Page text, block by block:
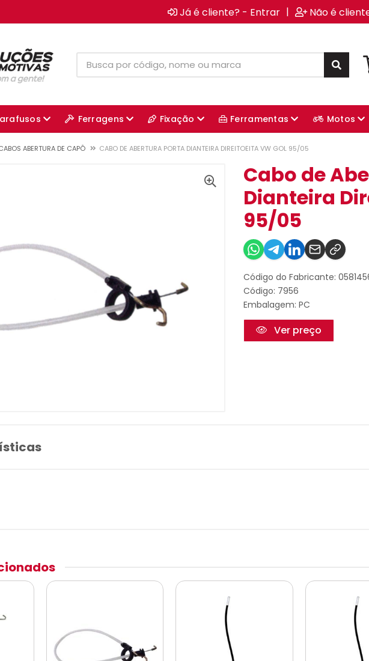
Já é cliente? - Entrar | Não é
Ferragens Fixação Ferramentas Motos
ABERTURA DE CAPÔ CABO DE ABERTURA PORTA DIANTEIRA DIREITOEITA VW GOL 95/05
Cabo de
Dianteira
95/05
Código do Fabricante:
Código: 7956
Embalagem: PC
Ver preço